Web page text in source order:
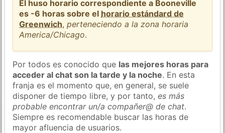
El huso horario correspondiente a Booneville
es -6 horas sobre el horario estándard de
Greenwich,perteneciendo a la zona horaria
America/Chicago.
Por todos es conocido que las mejores horas para
acceder al chat son la tarde y la noche. En esta
franja es el momento que, en general, se suele
disponer de tiempo libre, y por tanto,es más
probable encontrar un/a compañer@ de chat.
Siempre es recomendable buscar las horas de
mayor afluencia de usuarios.